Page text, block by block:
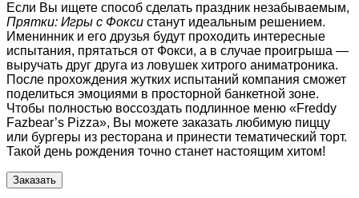
Если Вы ищете способ сделать праздник незабываемым,
Прятки: Игры с Фокси станут идеальным решением.
Именинник и его друзья будут проходить интересные
испытания, прятаться от Фокси, а в случае проигрыша —
выручать друг друга из ловушек хитрого аниматроника.
После прохождения жутких испытаний компания сможет
поделиться эмоциями в просторной банкетной зоне.
Чтобы полностью воссоздать подлинное меню «Freddy
Fazbear’s Pizza», Вы можете заказать любимую пиццу
или бургеры из ресторана и принести тематический торт.
Такой день рождения точно станет настоящим хитом!
Заказать